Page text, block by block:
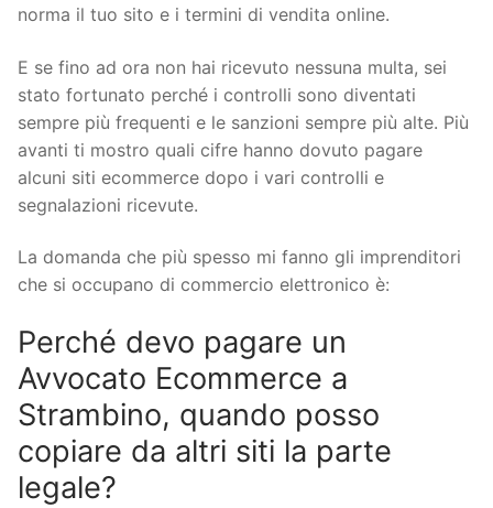
norma il tuo sito e i termini di vendita online.
E se fino ad ora non hai ricevuto nessuna multa, sei
stato fortunato perché i controlli sono diventati
sempre più frequenti e le sanzioni sempre più alte. Più
avanti ti mostro quali cifre hanno dovuto pagare
alcuni siti ecommerce dopo i vari controlli e
segnalazioni ricevute.
La domanda che più spesso mi fanno gli imprenditori
che si occupano di commercio elettronico è:
Perché devo pagare un
Avvocato Ecommerce a
Strambino, quando posso
copiare da altri siti la parte
legale?